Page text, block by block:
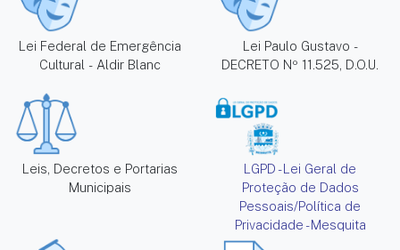
Lei Federal de Emergência
Cultural - Aldir Blanc
Lei Paulo Gustavo -
DECRETO Nº 11.525, D.O.U.
Leis, Decretos e Portarias
Municipais
LGPD - Lei Geral de
Proteção de Dados
Pessoais/Política de
Privacidade - Mesquita